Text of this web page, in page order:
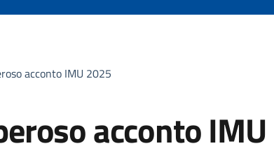
acconto IMU 2025
acconto IMU